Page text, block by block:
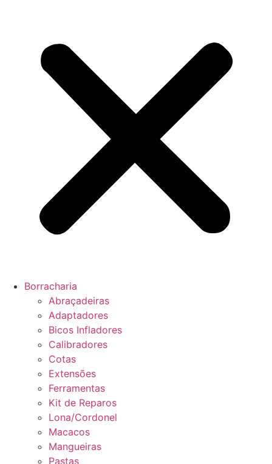
Borracharia
Abraçadeiras
Adaptadores
Bicos Infladores
Calibradores
Cotas
Extensões
Ferramentas
Kit de Reparos
Lona/Cordonel
Macacos
Mangueiras
Pastas